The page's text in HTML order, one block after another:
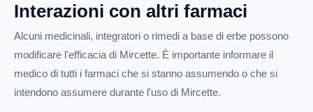
Interazioni con altri farmaci
Alcuni medicinali, integratori o rimedi a base di erbe possono
modificare l'efficacia di Mircette. È importante informare il
medico di tutti i farmaci che si stanno assumendo o che si
intendono assumere durante l'uso di Mircette.